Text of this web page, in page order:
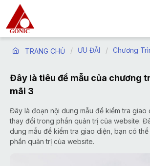
TRANG CHỦ ƯU ĐÃI Chương
Đây là tiêu đề mẫu của chương
mãi 3
Đây là đoạn nội dung mẫu để kiểm tra giao
thay đổi trong phần quản trị của website.
dung mẫu để kiểm tra giao diện, bạn có
phần quản trị của website.